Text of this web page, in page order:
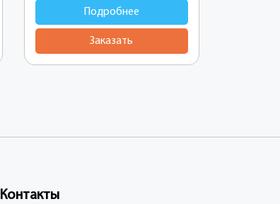
Подробнее
Заказать
Контакты